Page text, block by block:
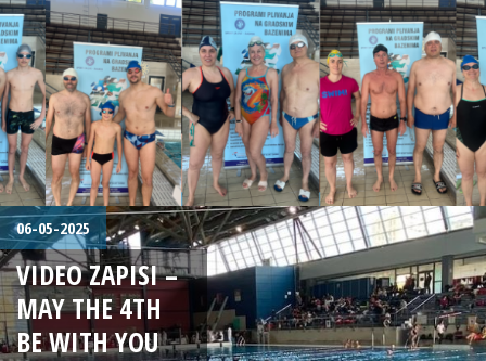
06-05-2025
VIDEO ZAPISI –
MAY THE 4TH
BE WITH YOU